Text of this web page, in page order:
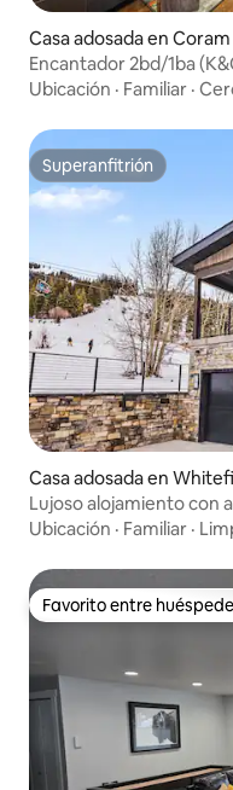
Casa adosada en Coram
Encantador 2bd/1ba
Ubicación · Familiar ·
Superanfitrión
Superanfitrión
Casa adosada en
Lujoso alojamiento con
en Whitefish Mountain,
Ubicación · Familiar ·
Favorito entre
Favorito entre